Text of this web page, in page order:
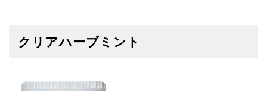
クリアハーブミント